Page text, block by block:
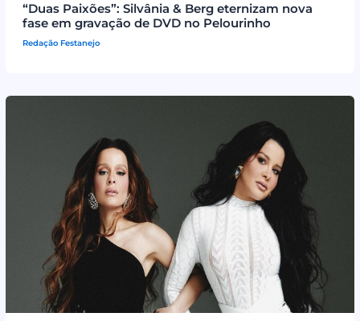
“Duas Paixões”: Silvânia & Berg eternizam nova
fase em gravação de DVD no Pelourinho
Redação Festanejo